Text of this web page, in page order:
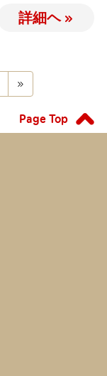
詳細ヘ »
»Last
Page Top